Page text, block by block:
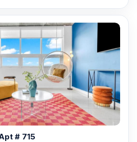
# 715